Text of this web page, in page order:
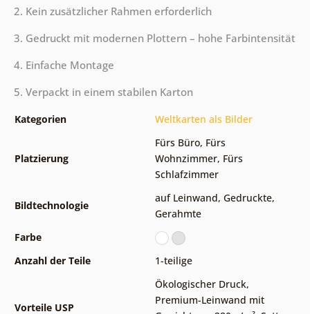
2. Kein zusätzlicher Rahmen erforderlich
3. Gedruckt mit modernen Plottern – hohe Farbintensität
4. Einfache Montage
5. Verpackt in einem stabilen Karton
Kategorien Weltkarten als Bilder
Platzierung
Fürs Büro, Fürs
Wohnzimmer, Fürs
Schlafzimmer
Bildtechnologie
auf Leinwand, Gedruckte,
Gerahmte
Farbe
Anzahl der Teile
1-teilige
Vorteile USP
Ökologischer Druck,
Premium-Leinwand mit